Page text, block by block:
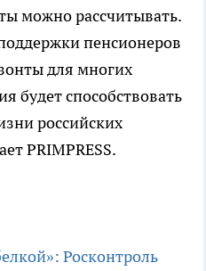
можно рассчитывать.
пенсионеров
для многих
будет способствовать
российских
PRIMPRESS.
Росконтроль